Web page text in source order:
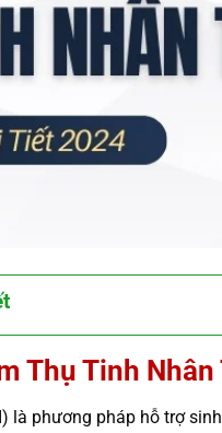
Thụ Tinh
là phương pháp hỗ trợ